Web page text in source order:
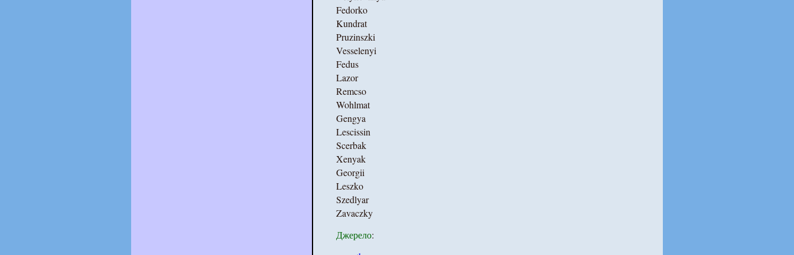
Fedorko
Kundrat
Pruzinszki
Vesselenyi
Fedus
Lazor
Remcso
Wohlmat
Gengya
Lescissin
Scerbak
Xenyak
Georgii
Leszko
Szedlyar
Zavaczky
Джерело: